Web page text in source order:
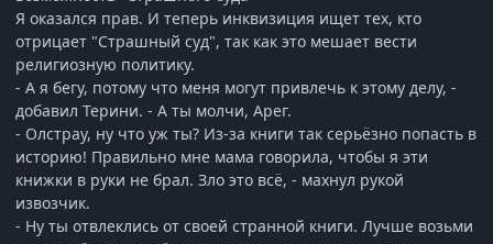
Я оказался прав. И теперь инквизиция ищет тех, кто
отрицает "Страшный суд", так как это мешает вести
религиозную политику.
- А я бегу, потому что меня могут привлечь к этому делу, -
добавил Терини. - А ты молчи, Арег.
- Олстрау, ну что уж ты? Из-за книги так серьёзно попасть в
историю! Правильно мне мама говорила, чтобы я эти
книжки в руки не брал. Зло это всё, - махнул рукой
извозчик.
- Ну ты отвлеклись от своей странной книги. Лучше возьми